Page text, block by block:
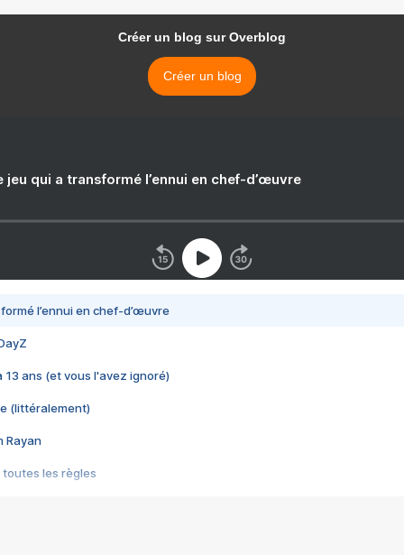
Créer un blog sur Overblog
Créer un blog
jeu qui a transformé l’ennui en chef-d’œuvre
l’ennui en chef-d’œuvre
13 ans (et vous l'avez ignoré)
(littéralement)
Rayan
toutes les règles